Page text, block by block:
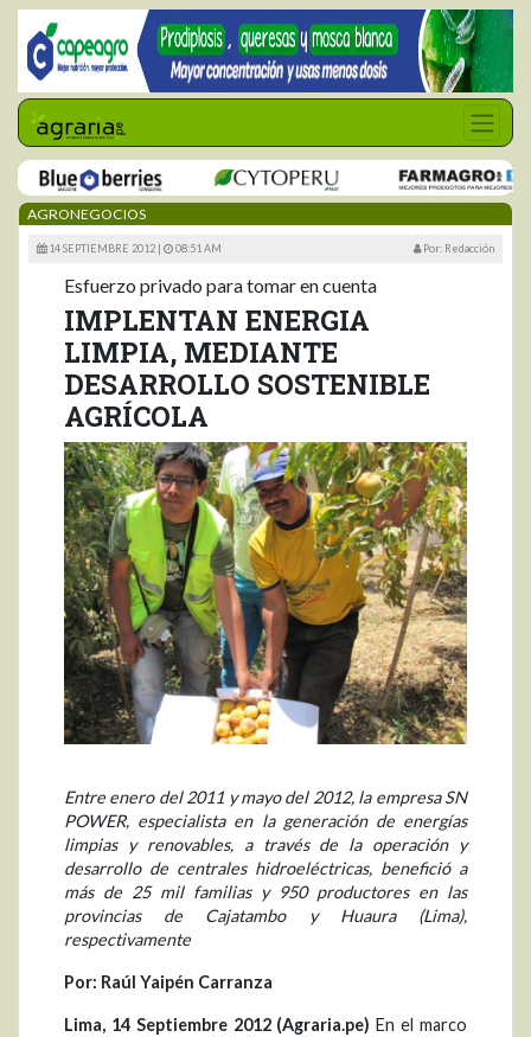
AGRONEGOCIOS
14 SEPTIEMBRE 2012 | 08:51 AM Por: Redacción
Esfuerzo privado para tomar en cuenta
IMPLENTAN ENERGIA
LIMPIA, MEDIANTE
DESARROLLO SOSTENIBLE
AGRÍCOLA
Entre enero del 2011 y mayo del 2012, la empresa SN
POWER, especialista en la generación de energías
limpias y renovables, a través de la operación y
desarrollo de centrales hidroeléctricas, benefició a
más de 25 mil familias y 950 productores en las
provincias de Cajatambo y Huaura (Lima),
respectivamente
Por: Raúl Yaipén Carranza
Lima, 14 Septiembre 2012 (Agraria.pe) En el marco